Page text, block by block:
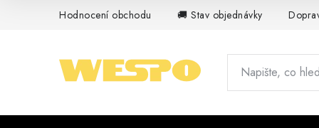
Hodnocení obchodu 🚚 Stav objednávky